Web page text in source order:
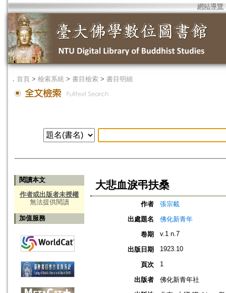
網站導覽
． 首頁 > 檢索系統 > 書目檢索 > 書目明細
閱讀本文
作者或出版者未授權
無法提供閱讀
加值服務
大悲血淚弔扶桑
作者
張宗載
出處題名
佛化新青年
卷期
v.1 n.7
出版日期 1923.10
頁次 1
出版者
佛化新青年社